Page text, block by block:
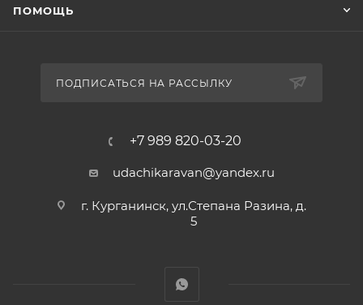
ПОМОЩЬ
ПОДПИСАТЬСЯ НА РАССЫЛКУ
+7 989 820-03-20
udachikaravan@yandex.ru
г. Курганинск, ул.Степана Разина, д.
5